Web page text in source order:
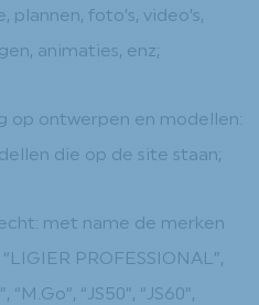
foto’s, video’s,
animaties, enz;
op ontwerpen en modellen:
die op de site staan;
met name de merken
PROFESSIONAL”,
“JS50”, “JS60”,